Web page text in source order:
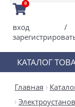
0
вход
/
КАТАЛОГ
Главная